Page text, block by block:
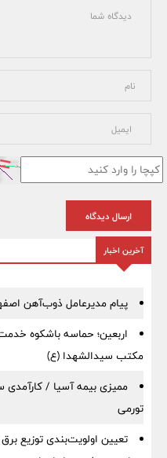
ارسال دیدگاه
آخرین اخبار
پیام مدیرعامل ذوب‌آهن
اربعین؛ حماسه باشکوه
مکتب سیدالشهدا (ع)
ممیزی بیمه آسیا / کارآمدی
تورمی
تعیین اولویت‌بندی توزیع